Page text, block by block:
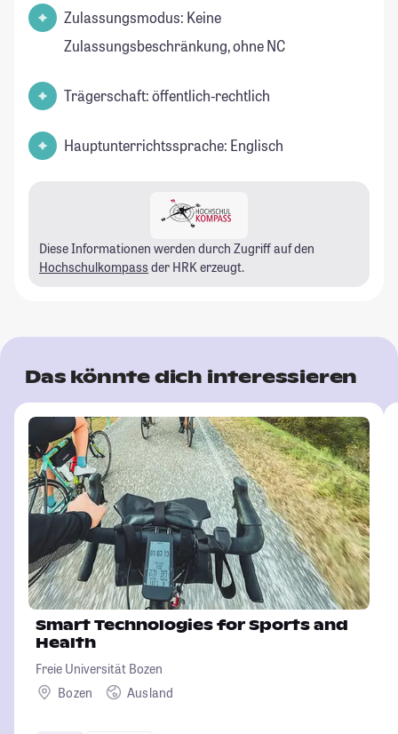
Zulassungsmodus: Keine
Zulassungsbeschränkung, ohne NC
Trägerschaft: öffentlich-rechtlich
Hauptunterrichtssprache: Englisch
Diese Informationen werden durch Zugriff auf den
Hochschulkompass der HRK erzeugt.
Das könnte dich interessieren
Smart Technologies for Sports and
Health
Freie Universität Bozen
Bozen
Ausland